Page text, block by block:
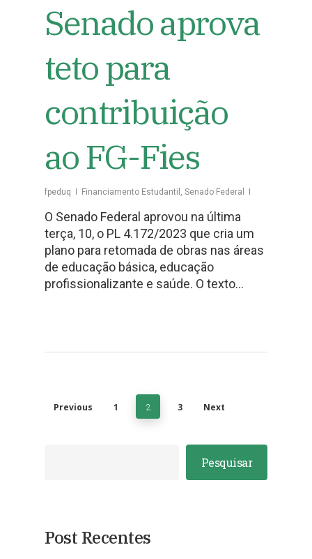
Senado aprova
teto para
contribuição
ao FG-Fies
fpeduq Financiamento Estudantil , Senado Federal
O Senado Federal aprovou na última
terça, 10, o PL 4.172/2023 que cria um
plano para retomada de obras nas áreas
de educação básica, educação
profissionalizante e saúde. O texto…
Previous 1 2 3 Next
Pesquisar
Post Recentes